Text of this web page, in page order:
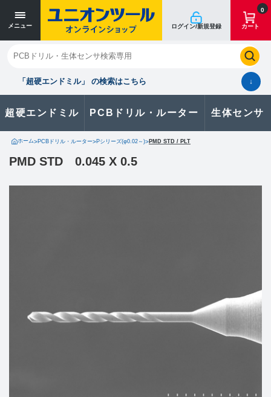
メニュー ログイン/新規登録
0
カート
「超硬エンドミル」 の検索はこちら ↓
超硬エンドミル PCBドリル・ルーター 生体センサ
閉じる
お気に入り クイックオーダー 購入履歴
製品に関するお問い合わせはこちら
お問い合わせ
ホーム>PCBドリル・ルーター>Pシリーズ(φ0.02～)> PMD STD / PLT
PMD STD 0.045 X 0.5